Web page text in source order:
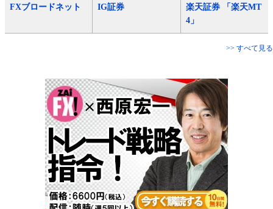
FXブロードネット IG証券
楽天証券 「楽天MT
4」
>> すべて見る